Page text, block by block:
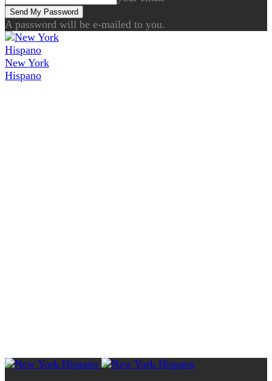
A password will be e-mailed to you.
New York
Hispano